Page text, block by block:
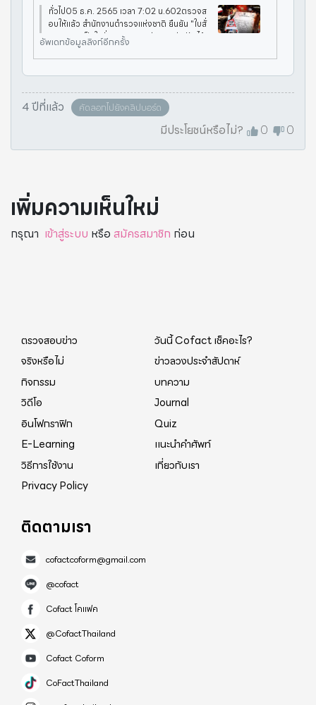
ทั่วไป05 ธ.ค. 2565 เวลา 7:02 น.602ตรวจส
อบให้แล้ว สำนักงานตำรวจแห่งชาติ ยืนยัน "ใบสั่
งจราจร" ​เป็นใบสั่งจริง สแกนจ่ายเงินค่าปรับได้
- แปะหน้ารถกรณีหาตัวคนขับไม่เจอเท่านั้นเมื่อวัน
ที่ 5 ธันวาคม 2565 นาง
อัพเดทข้อมูลลิงก์อีกครั้ง
4 ปีที่แล้ว คัดลอกไปยังคลิปบอร์ด
มีประโยชน์หรือไม่? 0 0
เพิ่มความเห็นใหม่
กรุณา เข้าสู่ระบบ หรือ สมัครสมาชิก ก่อน
ตรวจสอบข่าว
วันนี้ Cofact เช็คอะไร?
จริงหรือไม่
ข่าวลวงประจำสัปดาห์
กิจกรรม
บทความ
วิดีโอ
Journal
อินโฟกราฟิก
Quiz
E-Learning
แนะนำคำศัพท์
วิธีการใช้งาน
เกี่ยวกับเรา
Privacy Policy
ติดตามเรา
cofactcoform@gmail.com
@cofact
Cofact โคแฟค
@CofactThailand
Cofact Coform
CoFactThailand